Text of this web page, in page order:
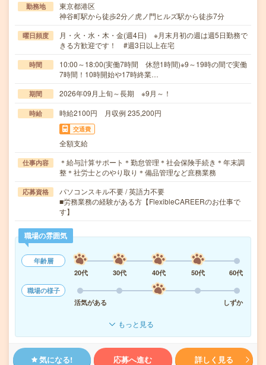
勤務地
東京都港区
神谷町駅から徒歩2分／虎ノ門ヒルズ駅から徒歩7分
曜日頻度
月・火・水・木・金(週4日) ※月末月初の週は週5日勤務で
きる方歓迎です！ #週3日以上在宅
時間
10:00～18:00(実働7時間 休憩1時間)※9～19時の間で実働
7時間！10時開始や17時終業…
期間 2026年09月上旬～長期 ※9月～！
時給 時給2100円 月収例 235,200円
交通費
全額支給
仕事内容
＊給与計算サポート＊勤怠管理＊社会保険手続き＊年末調
整＊社労士とのやり取り＊備品管理など庶務業務
応募資格
パソコンスキル不要 / 英語力不要
■労務業務の経験がある方【FlexibleCAREERのお仕事で
す】
職場の雰囲気
年齢層
20代
30代 40代 50代
60代
職場の様子
活気がある
しずか
もっと見る
気になる! 応募へ進む 詳しく見る